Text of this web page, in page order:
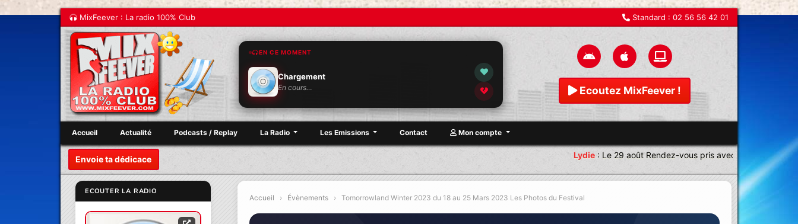
MixFeever : La radio 100% Club Standard : 02 56 56 42 01
EN CE MOMENT
Chargement
En cours… Ecoutez MixFeever !
Accueil Actualité Podcasts / Replay La Radio Les Emissions Contact Mon compte
Envoie ta dédicace Le 29 août Rendez-vous pris avec une équipe magnifique
ECOUTER LA RADIO
Accueil › Évènements › Tomorrowland Winter 2023 du 18 au 25 Mars 2023 Les Photos du Festival